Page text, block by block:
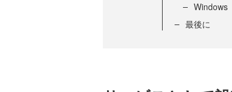
Windows
最後に